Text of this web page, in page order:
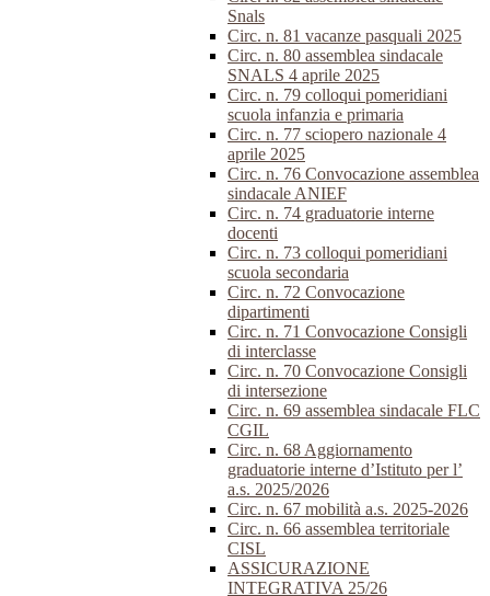
Snals
Circ. n. 81 vacanze pasquali 2025
Circ. n. 80 assemblea sindacale
SNALS 4 aprile 2025
Circ. n. 79 colloqui pomeridiani
scuola infanzia e primaria
Circ. n. 77 sciopero nazionale 4
aprile 2025
Circ. n. 76 Convocazione assemblea
sindacale ANIEF
Circ. n. 74 graduatorie interne
docenti
Circ. n. 73 colloqui pomeridiani
scuola secondaria
Circ. n. 72 Convocazione
dipartimenti
Circ. n. 71 Convocazione Consigli
di interclasse
Circ. n. 70 Convocazione Consigli
di intersezione
Circ. n. 69 assemblea sindacale FLC
CGIL
Circ. n. 68 Aggiornamento
graduatorie interne d’Istituto per l’
a.s. 2025/2026
Circ. n. 67 mobilità a.s. 2025-2026
Circ. n. 66 assemblea territoriale
CISL
ASSICURAZIONE
INTEGRATIVA 25/26